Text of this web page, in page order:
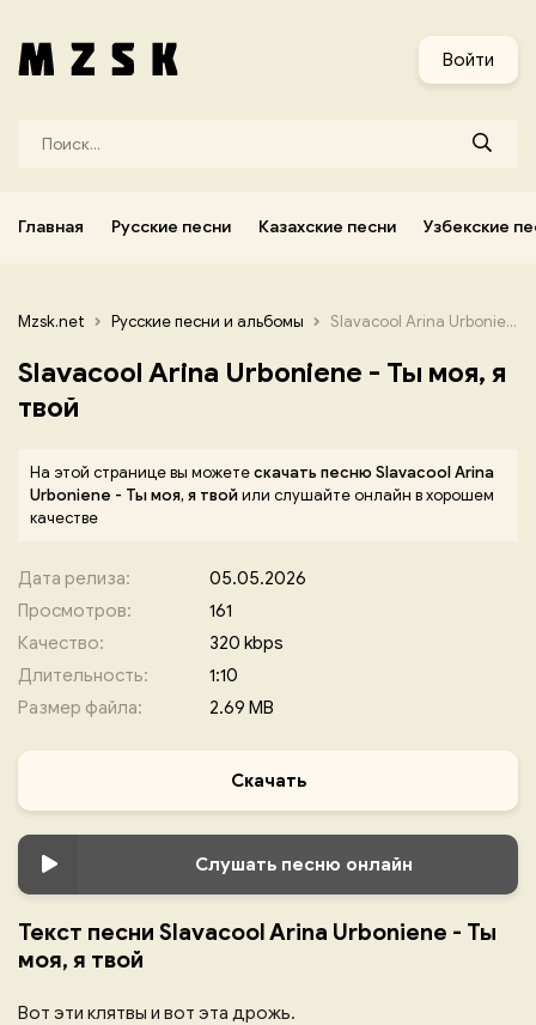
Войти
Главная Русские песни Казахские песни Узбекские
Mzsk.net Русские песни и альбомы Slavacool Arina Urboniene - Ты моя, я твой
Slavacool Arina Urboniene - Ты моя, я
твой
На этой странице вы можетескачать песню Slavacool Arina
Urboniene - Ты моя, я твойили слушайте онлайн в хорошем
качестве
Дата релиза:
05.05.2026
Просмотров:
161
Качество:
320 kbps
Длительность:
1:10
Размер файла:
2.69 MB
Скачать
Слушать песню онлайн
Текст песни Slavacool Arina Urboniene - Ты
моя, я твой
Вот эти клятвы и вот эта дрожь.
Узбекские песни Корейские песни